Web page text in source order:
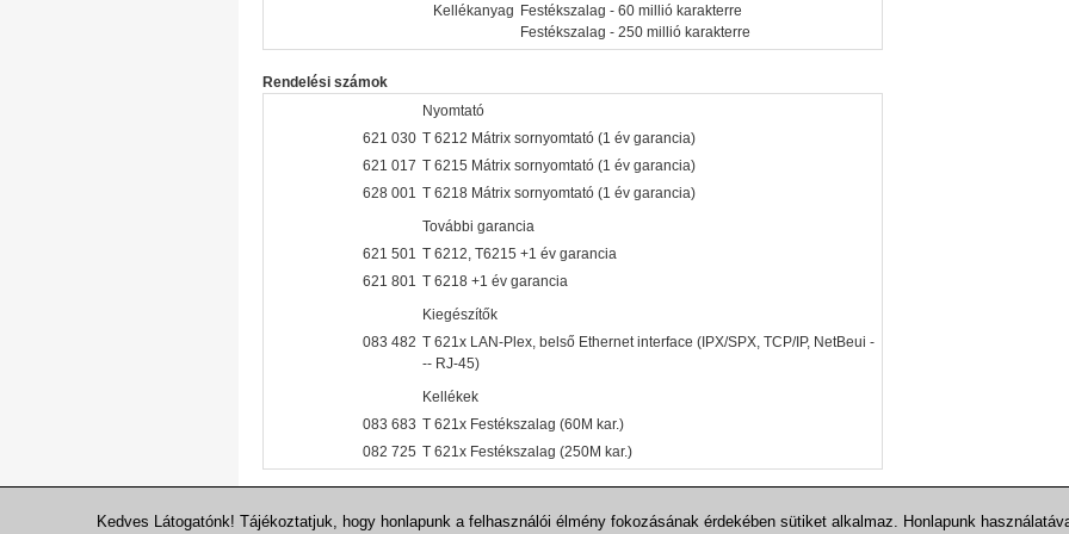
Kellékanyag Festékszalag - 60 millió karakterre
Festékszalag - 250 millió karakterre
Rendelési számok
Nyomtató
621 030 T 6212 Mátrix sornyomtató (1 év garancia)
621 017 T 6215 Mátrix sornyomtató (1 év garancia)
628 001 T 6218 Mátrix sornyomtató (1 év garancia)
További garancia
621 501 T 6212, T6215 +1 év garancia
621 801 T 6218 +1 év garancia
Kiegészítők
083 482 T 621x LAN-Plex, belső Ethernet interface (IPX/SPX, TCP/IP, NetBeui -
-- RJ-45)
Kellékek
083 683 T 621x Festékszalag (60M kar.)
082 725 T 621x Festékszalag (250M kar.)
© Kvint-R Kft. - 1089 Budapest, Delej u. 41. - Tel.: (1) 477-4050
Kedves Látogatónk! Tájékoztatjuk, hogy honlapunk a felhasználói élmény fokozásának érdekében sütiket alkalmaz. Honlapunk